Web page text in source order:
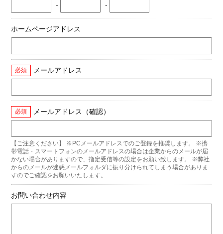
- -
ホームページアドレス
メールアドレス
必須
メールアドレス（確認）
必須
【ご注意ください】 ※PCメールアドレスでのご登録を推奨します。 ※携
帯電話・スマートフォンのメールアドレスの場合は企業からのメールが届
かない場合がありますので、指定受信等の設定をお願い致します。 ※弊社
からのメールが迷惑メールフォルダに振り分けられてしまう場合がありま
すのでご確認をお願いいたします。
お問い合わせ内容